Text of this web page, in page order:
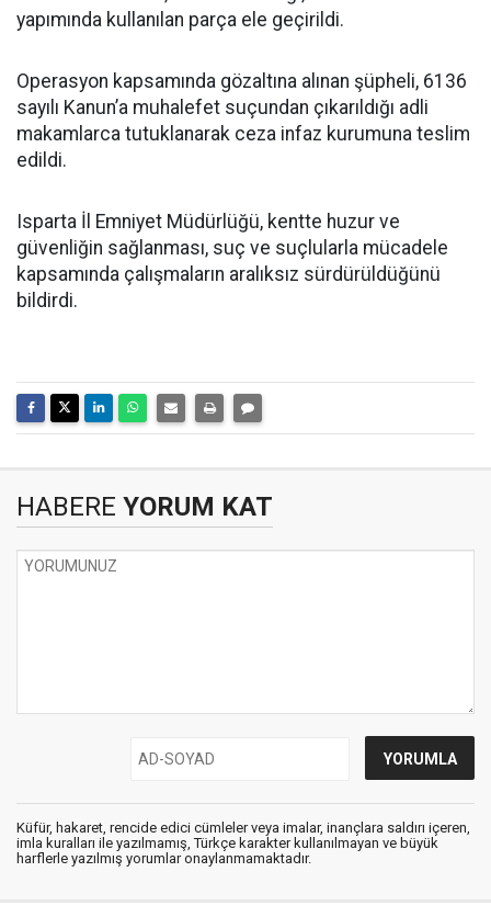
yapımında kullanılan parça ele geçirildi.
Operasyon kapsamında gözaltına alınan şüpheli, 6136
sayılı Kanun’a muhalefet suçundan çıkarıldığı adli
makamlarca tutuklanarak ceza infaz kurumuna teslim
edildi.
Isparta İl Emniyet Müdürlüğü, kentte huzur ve
güvenliğin sağlanması, suç ve suçlularla mücadele
kapsamında çalışmaların aralıksız sürdürüldüğünü
bildirdi.
HABERE YORUM KAT
Küfür, hakaret, rencide edici cümleler veya imalar, inançlara saldırı içeren,
imla kuralları ile yazılmamış, Türkçe karakter kullanılmayan ve büyük
harflerle yazılmış yorumlar onaylanmamaktadır.